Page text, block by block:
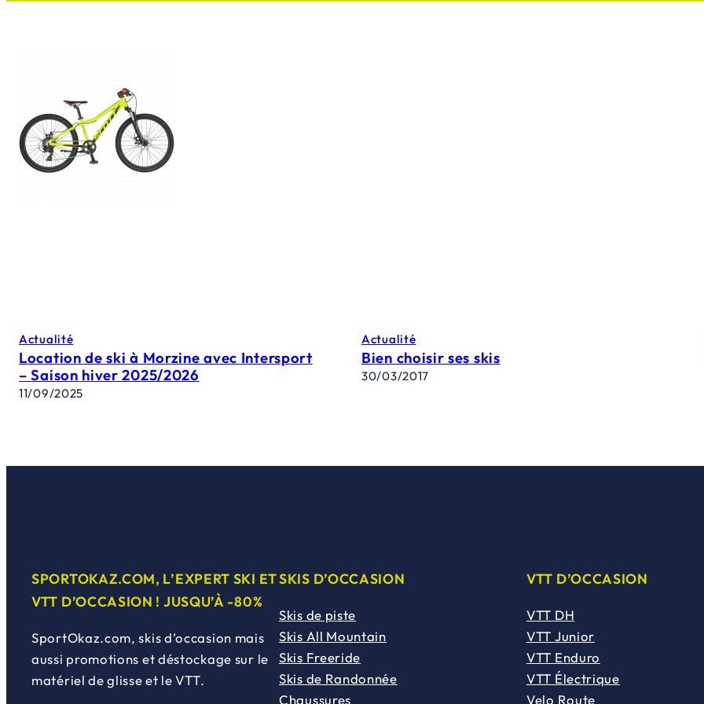
Actualité
Location de ski à Morzine avec Intersport
– Saison hiver 2025/2026
11/09/2025
Actualité
Bien choisir ses skis
30/03/2017
SPORTOKAZ.COM, L’EXPERT SKI ET
VTT D’OCCASION ! JUSQU’À -80%
SportOkaz.com, skis d’occasion mais
aussi promotions et déstockage sur le
matériel de glisse et le VTT.
SKIS D’OCCASION
Skis de piste
Skis All Mountain
Skis Freeride
Skis de Randonnée
Chaussures
VTT D’OCCASION
VTT DH
VTT Junior
VTT Enduro
VTT Électrique
Velo Route